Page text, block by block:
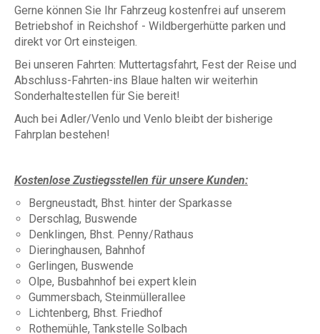
Gerne können Sie Ihr Fahrzeug kostenfrei auf unserem
Betriebshof in Reichshof - Wildbergerhütte parken und
direkt vor Ort einsteigen.
Bei unseren Fahrten: Muttertagsfahrt, Fest der Reise und
Abschluss-Fahrten-ins Blaue halten wir weiterhin
Sonderhaltestellen für Sie bereit!
Auch bei Adler/Venlo und Venlo bleibt der bisherige
Fahrplan bestehen!
Kostenlose Zustiegsstellen für unsere Kunden:
Bergneustadt, Bhst. hinter der Sparkasse
Derschlag, Buswende
Denklingen, Bhst. Penny/Rathaus
Dieringhausen, Bahnhof
Gerlingen, Buswende
Olpe, Busbahnhof bei expert klein
Gummersbach, Steinmüllerallee
Lichtenberg, Bhst. Friedhof
Rothemühle, Tankstelle Solbach